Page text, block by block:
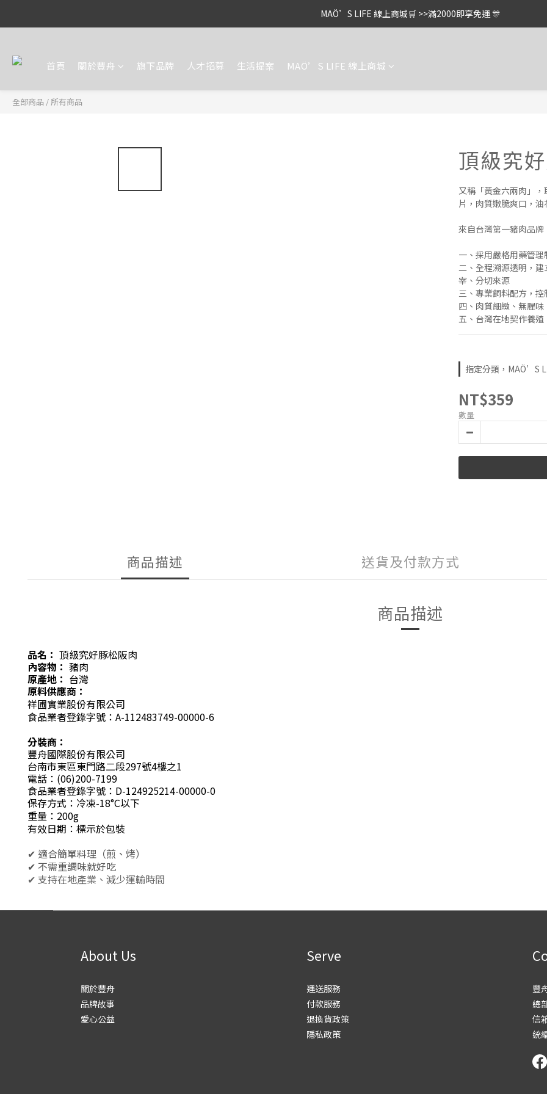
MAÖ’S LIFE 線上商城🛒 >>滿2000即享免運 🎊
首頁 關於豐舟 旗下品牌 人才招募 生活提案 MAÖ’S LIFE 線上商城
全部商品 / 所有商品
頂級究
又稱「黃金六兩肉」
片，肉質嫩脆爽口，
來自台灣第一豬肉品牌
一、採用嚴格用藥管
二、全程溯源透明，
宰、分切來源
三、專業飼料配方，
四、肉質細緻、無腥
五、台灣在地契作養殖
指定分類，MAÖ’S
NT$359
數量
商品描述 送貨及付款方式
商品描述
品名： 頂級究好豚松阪肉
內容物： 豬肉
原產地： 台灣
原料供應商：
祥圃實業股份有限公司
食品業者登錄字號： A-112483749-00000-6
分裝商：
豐舟國際股份有限公司
台南市東區東門路二段297號4樓之1
電話：(06)200-7199
食品業者登錄字號：D-124925214-00000-0
保存方式：冷凍-18°C以下
重量：200g
有效日期：標示於包裝
✔ 適合簡單料理（煎、烤）
✔ 不需重調味就好吃
✔ 支持在地產業、減少運輸時間
About Us
關於豐舟
品牌故事
愛心公益
Serve
運送服務
付款服務
退換貨政策
隱私政策
豐
總
信
統